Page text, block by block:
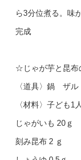
ら3分位煮る。味
完成
☆じゃが芋と昆
〈道具〉鍋 ザル
〈材料〉子ども1
じゃがいも 20ｇ
刻み昆布 2 ｇ